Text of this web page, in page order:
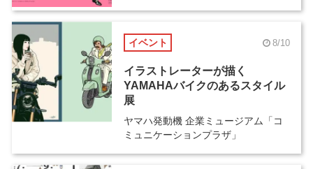
イベント 8/10
イラストレーターが描く
YAMAHAバイクのあるスタイル
展
ヤマハ発動機 企業ミュージアム「コ
ミュニケーションプラザ」